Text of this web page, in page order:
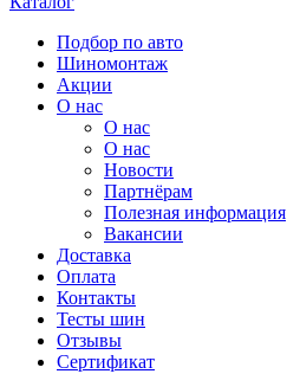
Подбор по авто
Шиномонтаж
Акции
О нас
О нас
О нас
Новости
Партнёрам
Полезная информация
Вакансии
Доставка
Оплата
Контакты
Тесты шин
Отзывы
Сертификат